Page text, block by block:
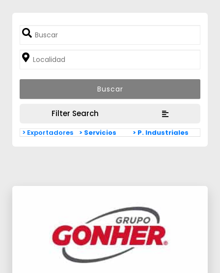
Filter Search
> Exportadores > Servicios > P. Industriales